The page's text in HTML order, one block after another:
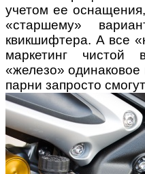
учетом ее
«старшему»
квикшифтера. А все
маркетинг
«железо»
парни запросто